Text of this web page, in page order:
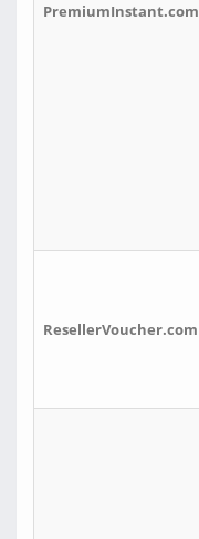
PremiumInstant.com
ResellerVoucher.com